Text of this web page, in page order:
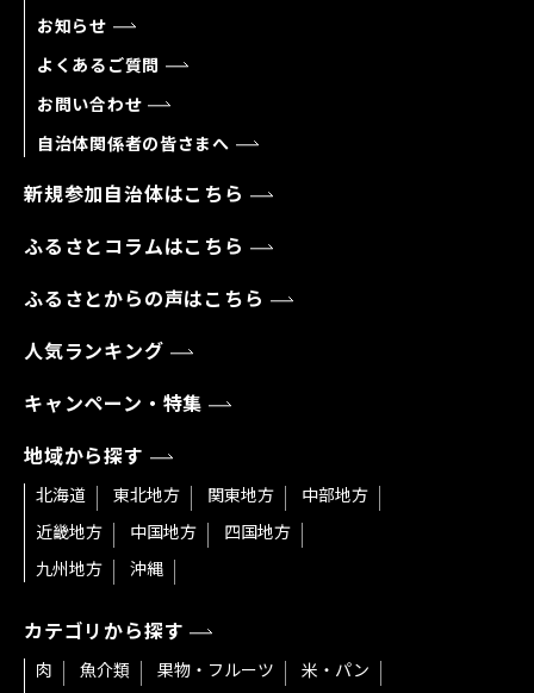
お知らせ
よくあるご質問
お問い合わせ
自治体関係者の皆さまへ
新規参加自治体はこちら
ふるさとコラムはこちら
ふるさとからの声はこちら
人気ランキング
キャンペーン・特集
地域から探す
北海道 東北地方 関東地方
中部地方
近畿地方
中国地方
四国地方
九州地方
沖縄
カテゴリから探す
肉 魚介類 果物・フルーツ
米・パン